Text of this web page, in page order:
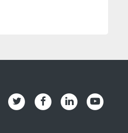
Twitter Facebook Linkedin